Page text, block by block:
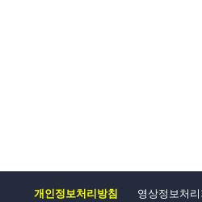
개인정보처리방침 영상정보처